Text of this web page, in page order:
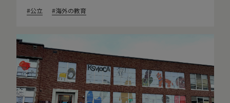
公立 海外の教育